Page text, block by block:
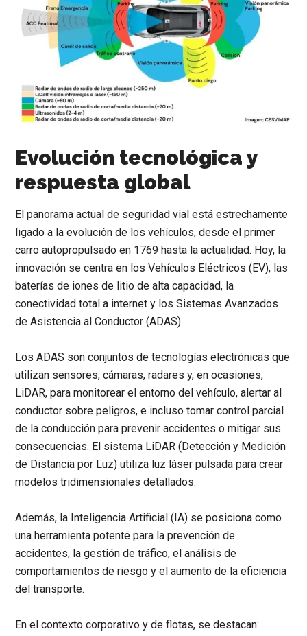
Evolución tecnológica y
respuesta global
El panorama actual de seguridad vial está estrechamente
ligado a la evolución de los vehículos, desde el primer
carro autopropulsado en 1769 hasta la actualidad. Hoy, la
innovación se centra en losVehículos Eléctricos (EV), las
baterías de iones de litio de alta capacidad, la
conectividad total a internet y losSistemas Avanzados
de Asistencia al Conductor (ADAS).
Los ADAS son conjuntos de tecnologías electrónicas que
utilizan sensores, cámaras, radares y, en ocasiones,
LiDAR, para monitorear el entorno del vehículo, alertar al
conductor sobre peligros, e incluso tomar control parcial
de la conducción para prevenir accidentes o mitigar sus
consecuencias. El sistema LiDAR (Detección y Medición
de Distancia por Luz) utiliza luz láser pulsada para crear
modelos tridimensionales detallados.
Además, la Inteligencia Artificial (IA) se posiciona como
una herramienta potente para la prevención de
accidentes, la gestión de tráfico, el análisis de
comportamientos de riesgo y el aumento de la eficiencia
del transporte.
En el contexto corporativo y de flotas, se destacan: